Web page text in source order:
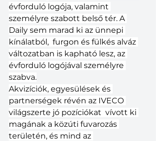
évforduló logója, valamint
személyre szabott belső tér. A
Daily sem marad ki az ünnepi
kínálatból,  furgon és fülkés alváz
változatban is kapható lesz, az
évforduló logójával személyre
szabva.
Akvizíciók, egyesülések és
partnerségek révén az IVECO
világszerte jó pozíciókat  vívott ki
magának a közúti fuvarozás
területén, és mind az